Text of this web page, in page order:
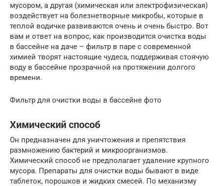
мусором, а другая (химическая или электрофизическая)
воздействует на болезнетворные микробы, которые в
теплой водичке развиваются очень и очень быстро. Вот
вам и ответ на вопрос, как производится очистка воды
в бассейне на даче – фильтр в паре с современной
химией творят настоящие чудеса, поддерживая стоячую
воду в бассейне прозрачной на протяжении долгого
времени.
Фильтр для очистки воды в бассейне фото
Химический способ
Он предназначен для уничтожения и препятствия
размножению бактерий и микроорганизмов.
Химический способ не предполагает удаление крупного
мусора. Препараты для очистки воды бывают в виде
таблеток, порошков и жидких смесей. По механизму